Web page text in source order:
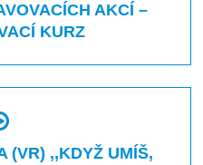
AKCÍ –
KURZ
(VR) ,,KDYŽ UMÍŠ,